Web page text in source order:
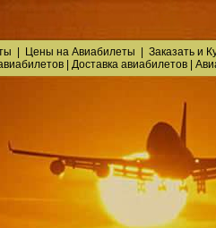
Цены на Авиабилеты Заказатьи
| Доставка авиабилетов|